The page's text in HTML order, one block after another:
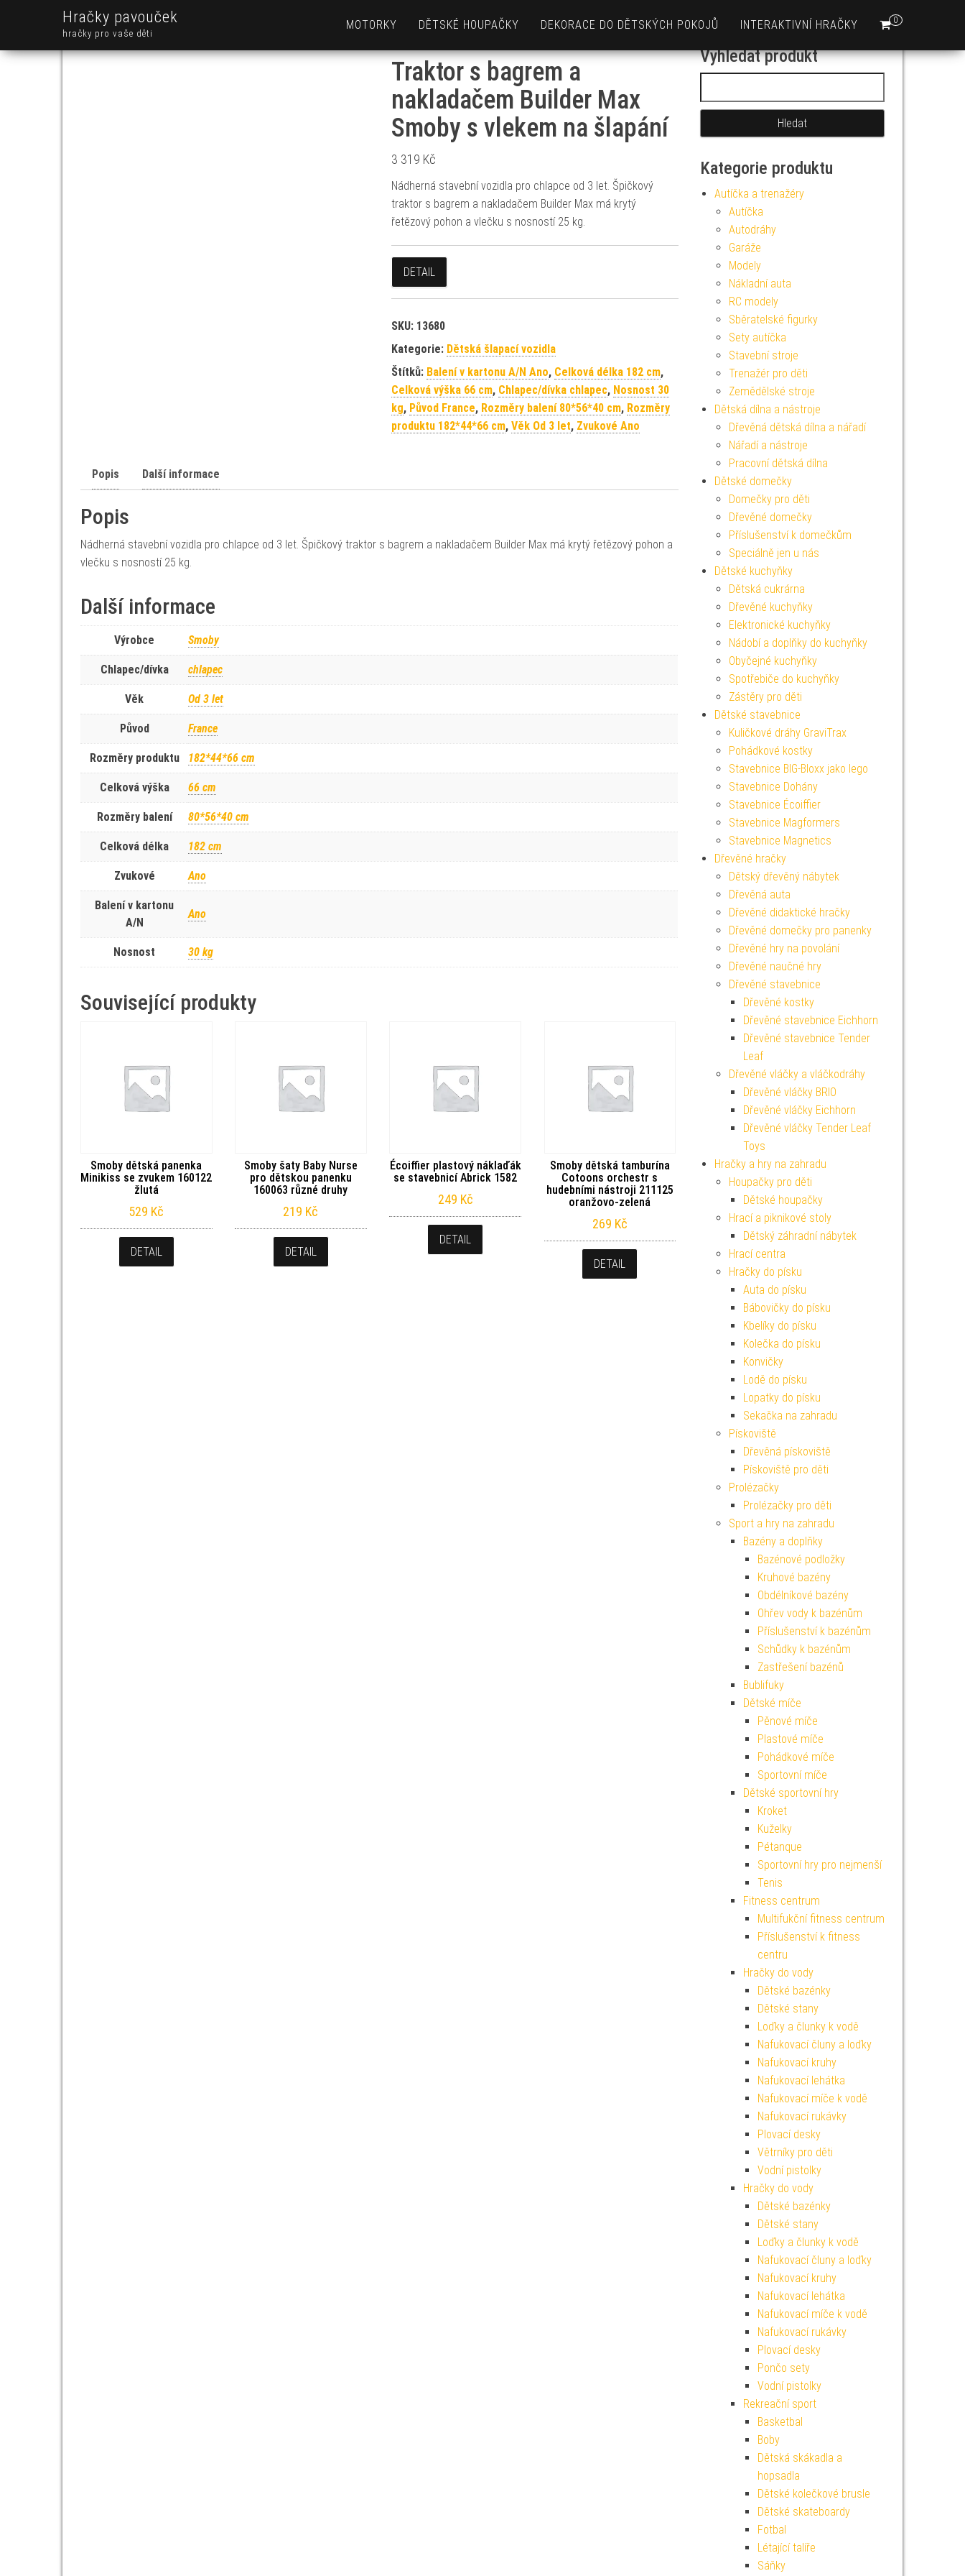
Hračky pavouček
hračky pro vaše děti
0
MOTORKY DĚTSKÉ HOUPAČKY DEKORACE DO DĚTSKÝCH POKOJŮ INTERAKTIVNÍ HRAČKY
Traktor s bagrem a
nakladačem Builder Max
Smoby s vlekem na šlapání
3 319 Kč
Nádherná stavební vozidla pro chlapce od 3 let. Špičkový
traktor s bagrem a nakladačem Builder Max má krytý
řetězový pohon a vlečku s nosností 25 kg.
DETAIL
SKU: 13680
Kategorie: Dětská šlapací vozidla
Štítků: Balení v kartonu A/N Ano, Celková délka 182 cm,
Celková výška 66 cm, Chlapec/dívka chlapec, Nosnost 30
kg, Původ France, Rozměry balení 80*56*40 cm, Rozměry
produktu 182*44*66 cm, Věk Od 3 let, Zvukové Ano
Popis Další informace
Popis
Nádherná stavební vozidla pro chlapce od 3 let. Špičkový traktor s bagrem a nakladačem Builder Max má krytý řetězový pohon a
vlečku s nosností 25 kg.
Další informace
Výrobce Smoby
Chlapec/dívka chlapec
Věk Od 3 let
Původ France
Rozměry produktu 182*44*66 cm
Celková výška 66 cm
Rozměry balení 80*56*40 cm
Celková délka 182 cm
Zvukové Ano
Balení v kartonu
A/N
Ano
Nosnost 30 kg
Související produkty
Smoby dětská panenka
Minikiss se zvukem 160122
žlutá
529 Kč
DETAIL
Smoby šaty Baby Nurse
pro dětskou panenku
160063 různé druhy
219 Kč
DETAIL
Écoiffier plastový náklaďák
se stavebnicí Abrick 1582
249 Kč
DETAIL
Smoby dětská tamburína
Cotoons orchestr s
hudebními nástroji 211125
oranžovo-zelená
269 Kč
DETAIL
Vyhledat produkt
Kategorie produktu
Autíčka a trenažéry
Autíčka
Autodráhy
Garáže
Modely
Nákladní auta
RC modely
Sběratelské figurky
Sety autíčka
Stavební stroje
Trenažér pro děti
Zemědělské stroje
Dětská dílna a nástroje
Dřevěná dětská dílna a nářadí
Nářadí a nástroje
Pracovní dětská dílna
Dětské domečky
Domečky pro děti
Dřevěné domečky
Příslušenství k domečkům
Speciálně jen u nás
Dětské kuchyňky
Dětská cukrárna
Dřevěné kuchyňky
Elektronické kuchyňky
Nádobí a doplňky do kuchyňky
Obyčejné kuchyňky
Spotřebiče do kuchyňky
Zástěry pro děti
Dětské stavebnice
Kuličkové dráhy GraviTrax
Pohádkové kostky
Stavebnice BIG-Bloxx jako lego
Stavebnice Dohány
Stavebnice Écoiffier
Stavebnice Magformers
Stavebnice Magnetics
Dřevěné hračky
Dětský dřevěný nábytek
Dřevěná auta
Dřevěné didaktické hračky
Dřevěné domečky pro panenky
Dřevěné hry na povolání
Dřevěné naučné hry
Dřevěné stavebnice
Dřevěné kostky
Dřevěné stavebnice Eichhorn
Dřevěné stavebnice Tender
Leaf
Dřevěné vláčky a vláčkodráhy
Dřevěné vláčky BRIO
Dřevěné vláčky Eichhorn
Dřevěné vláčky Tender Leaf
Toys
Hračky a hry na zahradu
Houpačky pro děti
Dětské houpačky
Hrací a piknikové stoly
Dětský záhradní nábytek
Hrací centra
Hračky do písku
Auta do písku
Bábovičky do písku
Kbelíky do písku
Kolečka do písku
Konvičky
Lodě do písku
Lopatky do písku
Sekačka na zahradu
Pískoviště
Dřevěná pískoviště
Pískoviště pro děti
Prolézačky
Prolézačky pro děti
Sport a hry na zahradu
Bazény a doplňky
Bazénové podložky
Kruhové bazény
Obdélníkové bazény
Ohřev vody k bazénům
Příslušenství k bazénům
Schůdky k bazénům
Zastřešení bazénů
Bublifuky
Dětské míče
Pěnové míče
Plastové míče
Pohádkové míče
Sportovní míče
Dětské sportovní hry
Kroket
Kuželky
Pétanque
Sportovní hry pro nejmenší
Tenis
Fitness centrum
Multifukční fitness centrum
Příslušenství k fitness
centru
Hračky do vody
Dětské bazénky
Dětské stany
Loďky a člunky k vodě
Nafukovací čluny a loďky
Nafukovací kruhy
Nafukovací lehátka
Nafukovací míče k vodě
Nafukovací rukávky
Plovací desky
Větrníky pro děti
Vodní pistolky
Hračky do vody
Dětské bazénky
Dětské stany
Loďky a člunky k vodě
Nafukovací čluny a loďky
Nafukovací kruhy
Nafukovací lehátka
Nafukovací míče k vodě
Nafukovací rukávky
Plovací desky
Pončo sety
Vodní pistolky
Rekreační sport
Basketbal
Boby
Dětská skákadla a
hopsadla
Dětské kolečkové brusle
Dětské skateboardy
Fotbal
Létající talíře
Sáňky